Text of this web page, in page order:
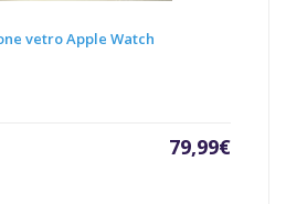
vetro Apple Watch
Il
79,99€
Il